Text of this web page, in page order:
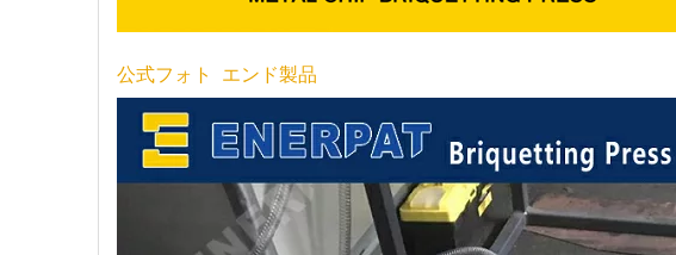
公式フォト エンド製品